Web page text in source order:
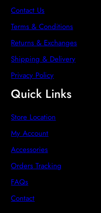
Contact Us
Terms & Conditions
Returns & Exchanges
Shipping & Delivery
Privacy Policy
Quick Links
Store Location
My Account
Accessories
Orders Tracking
FAQs
Contact